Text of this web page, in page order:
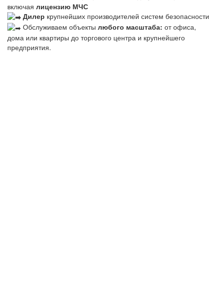
включая лицензию МЧС
Дилер крупнейших производителей систем безопасности
Обслуживаем объекты любого масштаба: от офиса,
дома или квартиры до торгового центра и крупнейшего
предприятия.